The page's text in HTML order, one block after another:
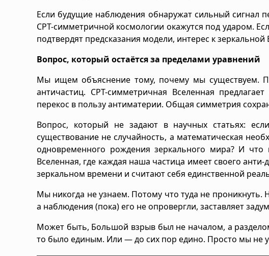
Если будущие наблюдения обнаружат сильный сигнал
CPT-симметричной космологии окажутся под ударом.
подтвердят предсказания модели, интерес к зеркальной
Вопрос, который остаётся за пределами уравнений
Мы ищем объяснение тому, почему мы существуем.
античастиц. CPT-симметричная Вселенная
перекос в пользу антиматерии. Общая симметрия
Вопрос, который не задают в научных статьях:
существование не случайность, а математическая
одновременного рождения зеркального мира? И что
Вселенная, где каждая наша частица имеет своего
зеркальном времени и считают себя единственной
Мы никогда не узнаем. Потому что туда не проникнуть.
а наблюдения (пока) его не опровергли, заставляет
Может быть, Большой взрыв был не началом, а
то было единым. Или — до сих пор едино. Просто мы не